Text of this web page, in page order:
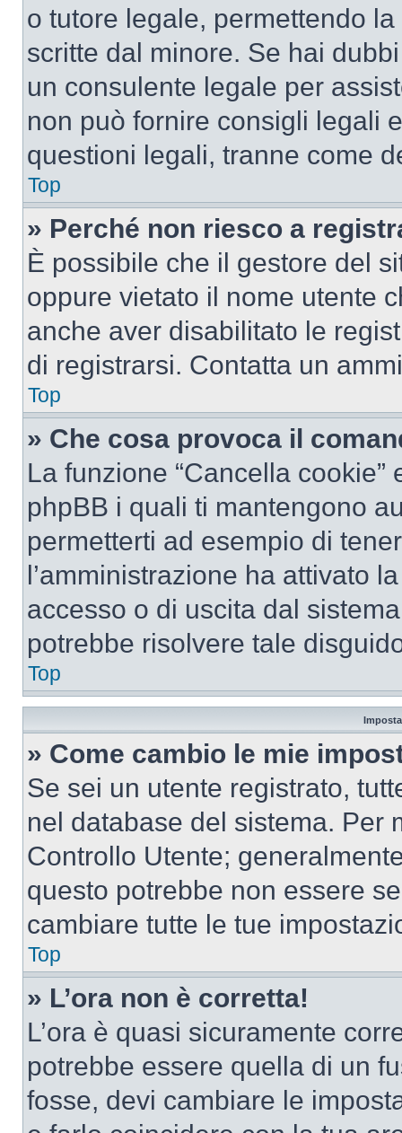
o tutore legale, permettendo
scritte dal minore. Se hai
un consulente legale per
non può fornire consigli legali
questioni legali, tranne come
Top
» Perché non riesco a
È possibile che il gestore del
oppure vietato il nome utente
anche aver disabilitato le
di registrarsi. Contatta un
Top
» Che cosa provoca il
La funzione “Cancella
phpBB i quali ti mantengono
permetterti ad esempio di
l’amministrazione ha attivato
accesso o di uscita dal
potrebbe risolvere tale
Top
» Come cambio le mie
Se sei un utente registrato,
nel database del sistema. Per
Controllo Utente;
questo potrebbe non essere
cambiare tutte le tue
Top
» L’ora non è corretta!
L’ora è quasi sicuramente
potrebbe essere quella di un
fosse, devi cambiare le